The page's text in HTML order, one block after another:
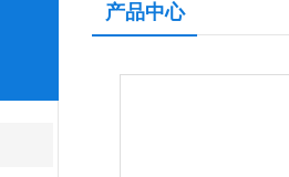
产品中心